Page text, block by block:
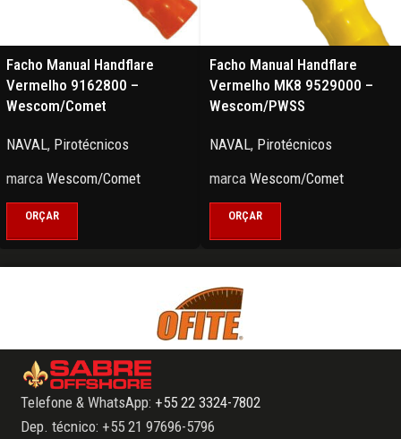
Facho Manual Handflare
Vermelho 9162800 –
Wescom/Comet
NAVAL, Pirotécnicos
marca Wescom/Comet
ORÇAR
Facho Manual Handflare
Vermelho MK8 9529000 –
Wescom/PWSS
NAVAL, Pirotécnicos
marca Wescom/Comet
ORÇAR
Telefone & WhatsApp: +55 22 3324-7802
Dep. técnico: +55 21 97696-5796